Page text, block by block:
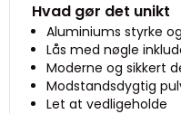
Hvad gør det unikt
Aluminiums styrke
Lås med nøgle
Moderne og sikkert
Modstandsdygtig
Let at vedligeholde